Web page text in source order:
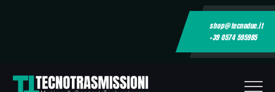
shop@tecnodue.it
+39 0574 595985